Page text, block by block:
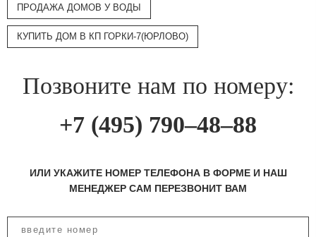
ПРОДАЖА ДОМОВ У ВОДЫ
КУПИТЬ ДОМ В КП ГОРКИ-7(ЮРЛОВО)
Позвоните нам по номеру:
+7 (495) 790–48–88
ИЛИ УКАЖИТЕ НОМЕР ТЕЛЕФОНА В ФОРМЕ И НАШ
МЕНЕДЖЕР САМ ПЕРЕЗВОНИТ ВАМ